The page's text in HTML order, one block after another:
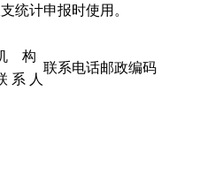
统计申报时使用。
构
系 人
联系电话邮政编码